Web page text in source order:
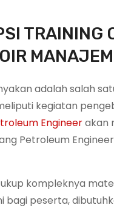
TRAINING
adalah salah
kegiatan
Engineerakan
Petroleum
kompleknya
bagi peserta,